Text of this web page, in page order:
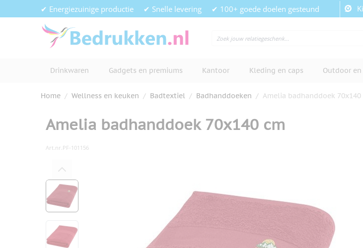
Ga naar de inhoud✔ Energiezuinige productie ✔ Snelle levering ✔ 100+ goede doelen gesteund
Drinkwaren Gadgets en premiums Kantoor Kleding en caps Outdoor
Home / Wellness en keuken / Badtextiel / Badhanddoeken / Amelia badhanddoek 70x140
Amelia badhanddoek 70x140 cm
Art.nr.PF-101156
View larger image
View larger image